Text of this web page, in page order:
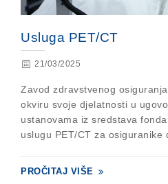
Usluga PET/CT
21/03/2025
Zavod zdravstvenog
okviru svoje djelatnosti u
ustanovama iz sredstava
uslugu PET/CT za osiguranike
PROČITAJ VIŠE